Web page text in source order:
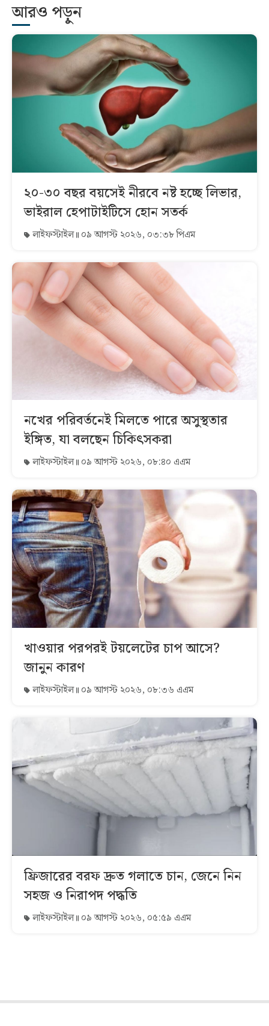
আরও পড়ুন
২০-৩০ বছর বয়সেই নীরবে নষ্ট হচ্ছে লিভার,
ভাইরাল হেপাটাইটিসে হোন সতর্ক
লাইফস্টাইল ০৯ আগস্ট ২০২৬, ০৩:৩৮ পিএম
নখের পরিবর্তনেই মিলতে পারে অসুস্থতার
ইঙ্গিত, যা বলছেন চিকিৎসকরা
লাইফস্টাইল ০৯ আগস্ট ২০২৬, ০৮:৪০ এএম
খাওয়ার পরপরই টয়লেটের চাপ আসে?
জানুন কারণ
লাইফস্টাইল ০৯ আগস্ট ২০২৬, ০৮:৩৬ এএম
ফ্রিজারের বরফ দ্রুত গলাতে চান, জেনে নিন
সহজ ও নিরাপদ পদ্ধতি
লাইফস্টাইল ০৯ আগস্ট ২০২৬, ০৫:৫৯ এএম